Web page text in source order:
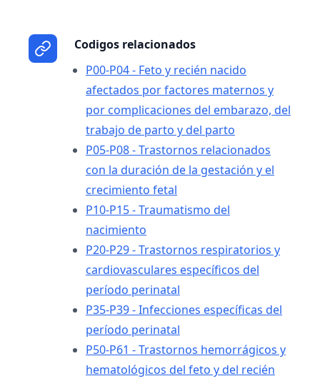
Codigos relacionados
P00-P04 - Feto y recién nacido
afectados por factores maternos y
por complicaciones del embarazo, del
trabajo de parto y del parto
P05-P08 - Trastornos relacionados
con la duración de la gestación y el
crecimiento fetal
P10-P15 - Traumatismo del
nacimiento
P20-P29 - Trastornos respiratorios y
cardiovasculares específicos del
período perinatal
P35-P39 - Infecciones específicas del
período perinatal
P50-P61 - Trastornos hemorrágicos y
hematológicos del feto y del recién